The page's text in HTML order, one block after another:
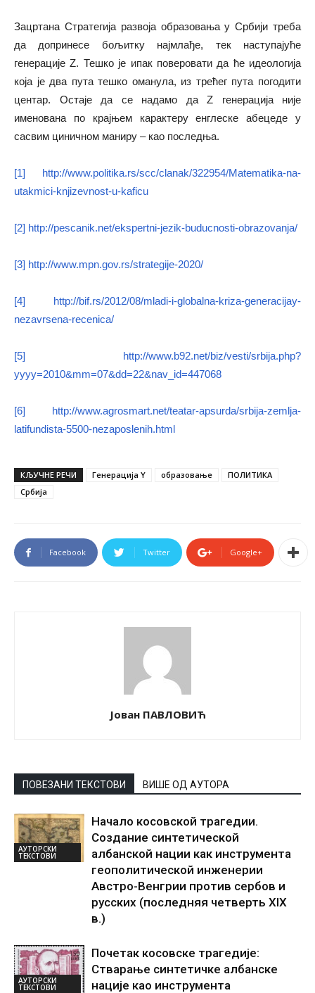
Зацртана Стратегија развоја образовања у Србији треба
да допринесе бољитку најмлађе, тек наступајуће
генерације Z. Тешко је ипак поверовати да ће идеологија
која је два пута тешко оманула, из трећег пута погодити
центар. Остаје да се надамо да Z генерација није
именована по крајњем карактеру енглеске абецеде у
сасвим циничном маниру – као последња.
[1]
http://www.politika.rs/scc/clanak/322954/Matematika-na-
utakmici-knjizevnost-u-kaficu
[2] http://pescanik.net/ekspertni-jezik-buducnosti-obrazovanja/
[3] http://www.mpn.gov.rs/strategije-2020/
[4]
http://bif.rs/2012/08/mladi-i-globalna-kriza-generacijay-
nezavrsena-recenica/
[5]
http://www.b92.net/biz/vesti/srbija.php?
yyyy=2010&mm=07&dd=22&nav_id=447068
[6]
http://www.agrosmart.net/teatar-apsurda/srbija-zemlja-
latifundista-5500-nezaposlenih.html
КЉУЧНЕ РЕЧИ Генерација Y образовање
ПОЛИТИКА
Србиjа
Facebook Twitter Google+
Јован ПАВЛОВИЋ
ПОВЕЗАНИ ТЕКСТОВИ ВИШЕ ОД АУТОРА
АУТОРСКИ
ТЕКСТОВИ
Начало косовской трагедии.
Создание синтетической
албанской нации как инструмента
геополитической инженерии
Австро-Венгрии против сербов и
русских (последняя четверть XIX
в.)
АУТОРСКИ
ТЕКСТОВИ
Почетак косовске трагедије:
Стварање синтетичке албанске
нације као инструмента